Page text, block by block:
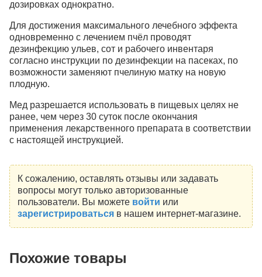
дозировках однократно.
Для достижения максимального лечебного эффекта
одновременно с лечением пчёл проводят
дезинфекцию ульев, сот и рабочего инвентаря
согласно инструкции по дезинфекции на пасеках, по
возможности заменяют пчелиную матку на новую
плодную.
Мед разрешается использовать в пищевых целях не
ранее, чем через 30 суток после окончания
применения лекарственного препарата в соответствии
с настоящей инструкцией.
К сожалению, оставлять отзывы или задавать
вопросы могут только авторизованные
пользователи. Вы можете войти или
зарегистрироватьсяв нашем интернет-магазине.
Похожие товары